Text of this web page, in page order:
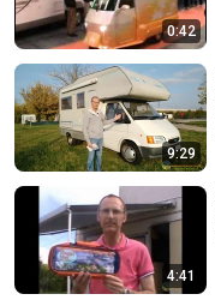
0:42
9:29
4:41